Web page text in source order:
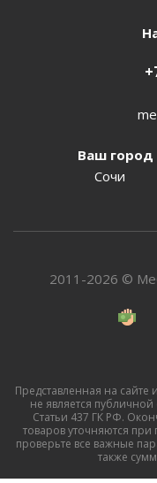
Ваш город
Сочи
2011-2026 ©
Представленная на
не является
Статьи 437 ГК РФ.
товаров уточняются при
проверьте все важные
также